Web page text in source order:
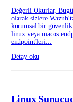
Değerli Okurlar,
olarak sizlere
kurumsal bir güvenlik
linux veya macos
endpoint'leri...
Detay oku
Linux